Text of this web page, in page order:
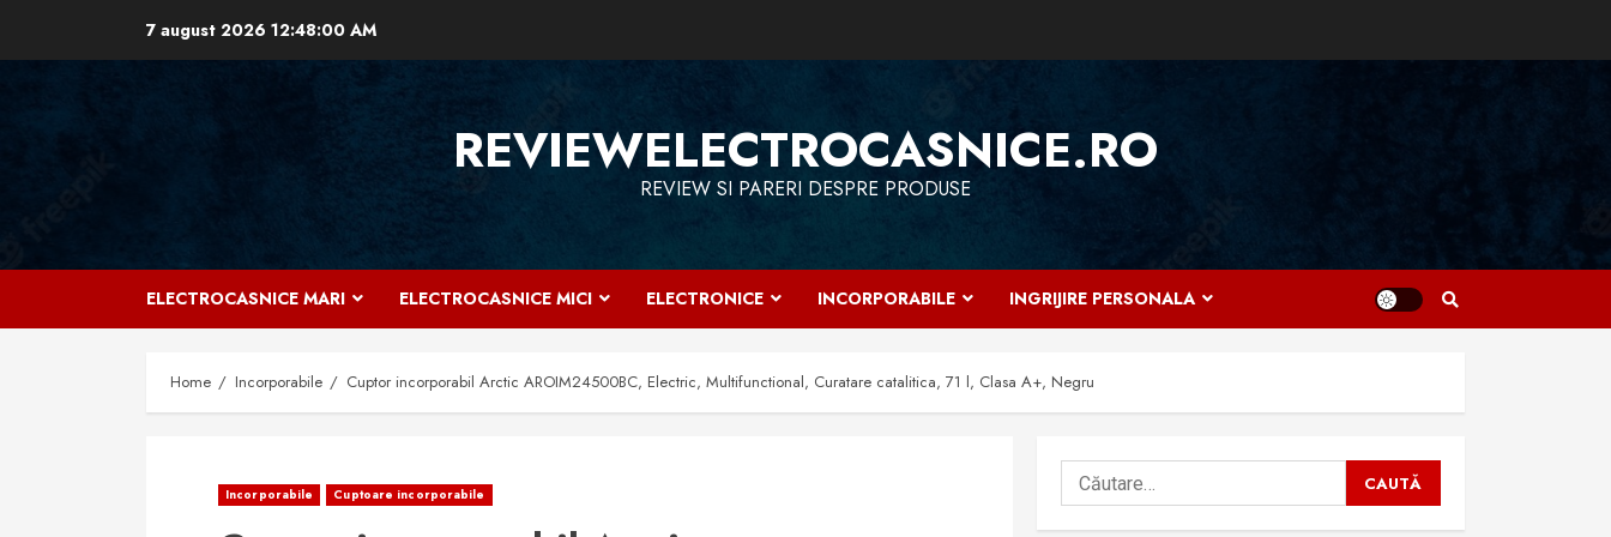
7 august 2026 12:48:01 AM
REVIEWELECTROCASNICE.RO
REVIEW SI PARERI DESPRE PRODUSE
ELECTROCASNICE MARI ELECTROCASNICE MICI ELECTRONICE INCORPORABILE INGRIJIRE PERSONALA
Home Incorporabile Cuptor incorporabil Arctic AROIM24500BC, Electric, Multifunctional, Curatare catalitica, 71 l, Clasa A+, Negru
Incorporabile Cuptoare incorporabile
Caută
după: